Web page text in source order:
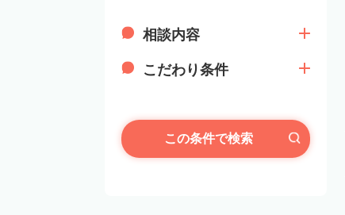
相談内容
こだわり条件
この条件で検索